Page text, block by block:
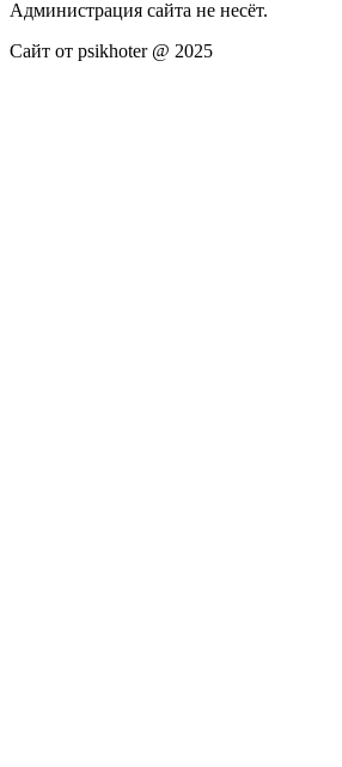
Администрация сайта не несёт.
Сайт от psikhoter @ 2025